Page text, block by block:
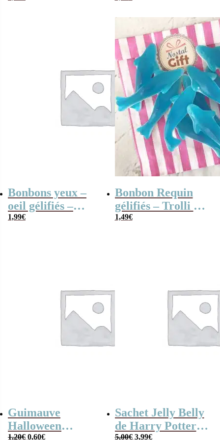
Bonbons yeux –
oeil gélifiés –
Halloween x10-
1,99€
Bonbon Requin
gélifiés – Trolli x
10- Bonbons
1,49€
Guimauve
Halloween
1,20€ Le
0,60€Le
Sachet Jelly Belly
de Harry Potter (
5,00€ Le
3,99€Le